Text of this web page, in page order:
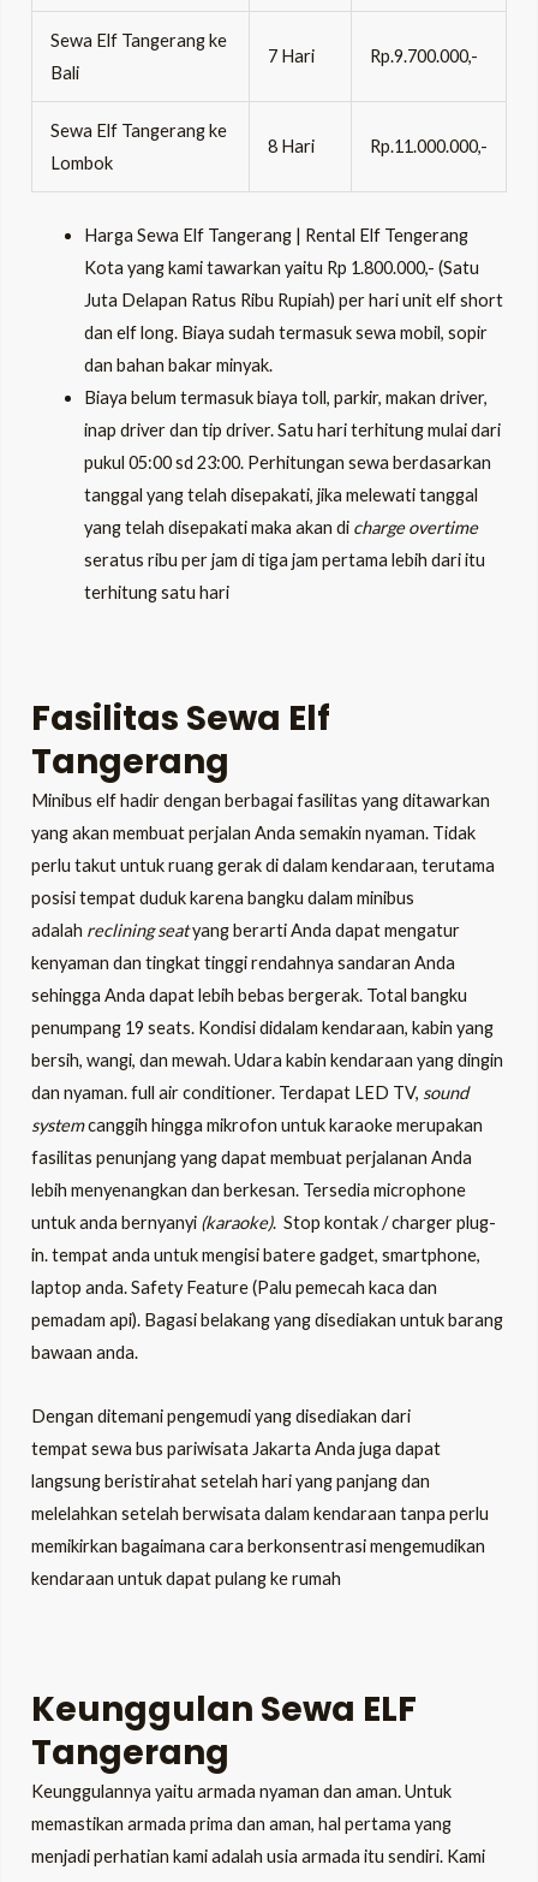
Sewa Elf Tangerang ke
Bali
7 Hari Rp.9.700.000,-
Sewa Elf Tangerang ke
Lombok
8 Hari Rp.11.000.000,-
Harga Sewa Elf Tangerang | Rental Elf Tengerang
Kota yang kami tawarkan yaitu Rp 1.800.000,- (Satu
Juta Delapan Ratus Ribu Rupiah) per hari unit elf short
dan elf long. Biaya sudah termasuk sewa mobil, sopir
dan bahan bakar minyak.
Biaya belum termasuk biaya toll, parkir, makan driver,
inap driver dan tip driver. Satu hari terhitung mulai dari
pukul 05:00 sd 23:00. Perhitungan sewa berdasarkan
tanggal yang telah disepakati, jika melewati tanggal
yang telah disepakati maka akan di charge overtime
seratus ribu per jam di tiga jam pertama lebih dari itu
terhitung satu hari
Fasilitas Sewa Elf
Tangerang
Minibus elf hadir dengan berbagai fasilitas yang ditawarkan
yang akan membuat perjalan Anda semakin nyaman. Tidak
perlu takut untuk ruang gerak di dalam kendaraan, terutama
posisi tempat duduk karena bangku dalam minibus
adalah reclining seatyang berarti Anda dapat mengatur
kenyaman dan tingkat tinggi rendahnya sandaran Anda
sehingga Anda dapat lebih bebas bergerak. Total bangku
penumpang 19 seats. Kondisi didalam kendaraan, kabin yang
bersih, wangi, dan mewah. Udara kabin kendaraan yang dingin
dan nyaman. full air conditioner. Terdapat LED TV, sound
systemcanggih hingga mikrofon untuk karaoke merupakan
fasilitas penunjang yang dapat membuat perjalanan Anda
lebih menyenangkan dan berkesan. Tersedia microphone
untuk anda bernyanyi (karaoke). Stop kontak / charger plug-
in. tempat anda untuk mengisi batere gadget, smartphone,
laptop anda. Safety Feature (Palu pemecah kaca dan
pemadam api). Bagasi belakang yang disediakan untuk barang
bawaan anda.
Dengan ditemani pengemudi yang disediakan dari
tempat sewa bus pariwisata Jakarta Anda juga dapat
langsung beristirahat setelah hari yang panjang dan
melelahkan setelah berwisata dalam kendaraan tanpa perlu
memikirkan bagaimana cara berkonsentrasi mengemudikan
kendaraan untuk dapat pulang ke rumah
Keunggulan Sewa ELF
Tangerang
Keunggulannya yaitu armada nyaman dan aman. Untuk
memastikan armada prima dan aman, hal pertama yang
menjadi perhatian kami adalah usia armada itu sendiri. Kami